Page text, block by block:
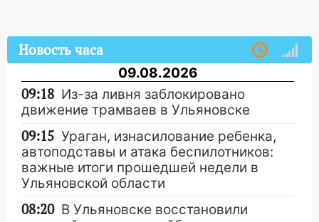
Новость часа
09.08.2026
09:18 Из-за ливня заблокировано
движение трамваев в Ульяновске
09:15 Ураган, изнасилование ребенка,
автоподставы и атака беспилотников:
важные итоги прошедшей недели в
Ульяновской области
08:20 В Ульяновске восстановили